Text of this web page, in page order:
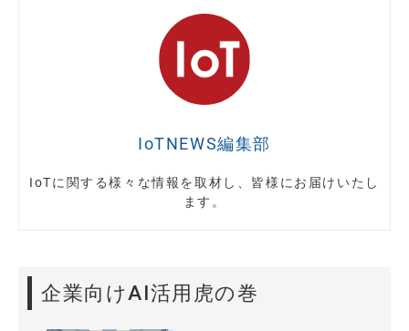
IoTNEWS編集部
IoTに関する様々な情報を取材し、皆様にお届けいたし
ます。
企業向けAI活用虎の巻